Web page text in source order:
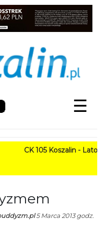
☰
CK 105 Koszalin - Lato w
5 Marca 2013 godz.